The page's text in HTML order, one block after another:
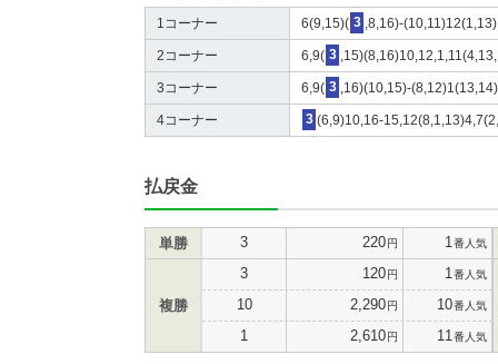
1コーナー 6(9,15)( 3 ,8,16)-
2コーナー 6,9( 3
3コーナー 6,9( 3 ,16)(10,15)-
4コーナー 3 (6,9)10,16-
払戻金
単勝 3 220円 1 番人気
複勝
3 120円 1 番人気
10 2,290円 10番人気
1 2,610円 11 番人気